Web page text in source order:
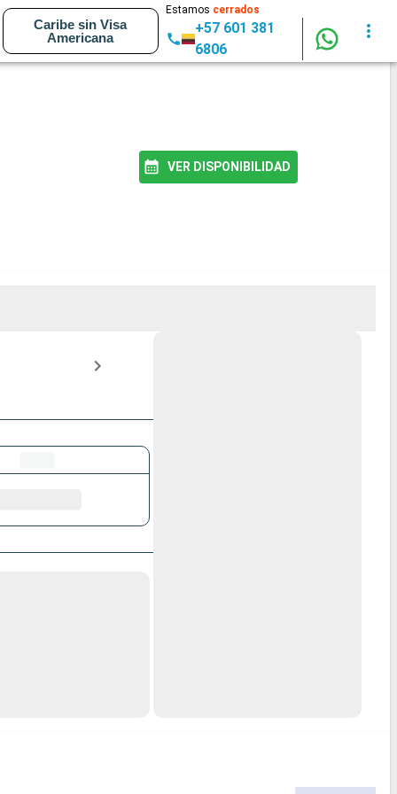
Caribe sin Visa
Americana
Estamos cerrados
+57 601 381
6806
VER DISPONIBILIDAD